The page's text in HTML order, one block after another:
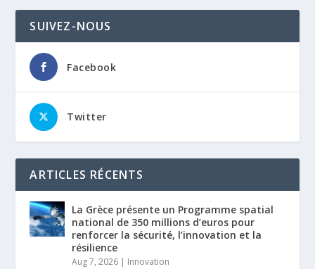
SUIVEZ-NOUS
Facebook
Twitter
ARTICLES RÉCENTS
La Grèce présente un Programme spatial
national de 350 millions d’euros pour
renforcer la sécurité, l’innovation et la
résilience
Aug 7, 2026 | Innovation